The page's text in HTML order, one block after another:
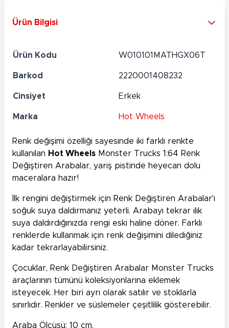
Ürün Bilgisi
Ürün Kodu W010101MATHGX06T
Barkod 2220001408232
Cinsiyet Erkek
Marka Hot Wheels
Renk değişimi özelliği sayesinde iki farklı renkte
kullanılan Hot Wheels Monster Trucks 1:64 Renk
Değiştiren Arabalar, yarış pistinde heyecan dolu
maceralara hazır!
İlk rengini değiştirmek için Renk Değiştiren Arabalar'ı
soğuk suya daldırmanız yeterli. Arabayı tekrar ılık
suya daldırdığınızda rengi eski haline döner. Farklı
renklerde kullanmak için renk değişimini dilediğiniz
kadar tekrarlayabilirsiniz.
Çocuklar, Renk Değiştiren Arabalar Monster Trucks
araçlarının tümünü koleksiyonlarına eklemek
isteyecek. Her biri ayrı olarak satılır ve stoklarla
sınırlıdır. Renkler ve süslemeler çeşitlilik gösterebilir.
Araba Ölçüsü; 10 cm.